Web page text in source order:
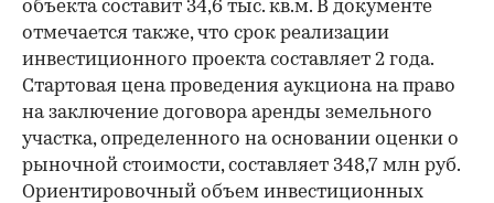
объекта составит 34,6 тыс. кв.м. В документе
отмечается также, что срок реализации
инвестиционного проекта составляет 2 года.
Стартовая цена проведения аукциона на право
на заключение договора аренды земельного
участка, определенного на основании оценки о
рыночной стоимости, составляет 348,7 млн руб.
Ориентировочный объем инвестиционных